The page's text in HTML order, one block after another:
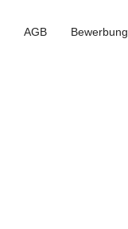
AGB Bewerbung